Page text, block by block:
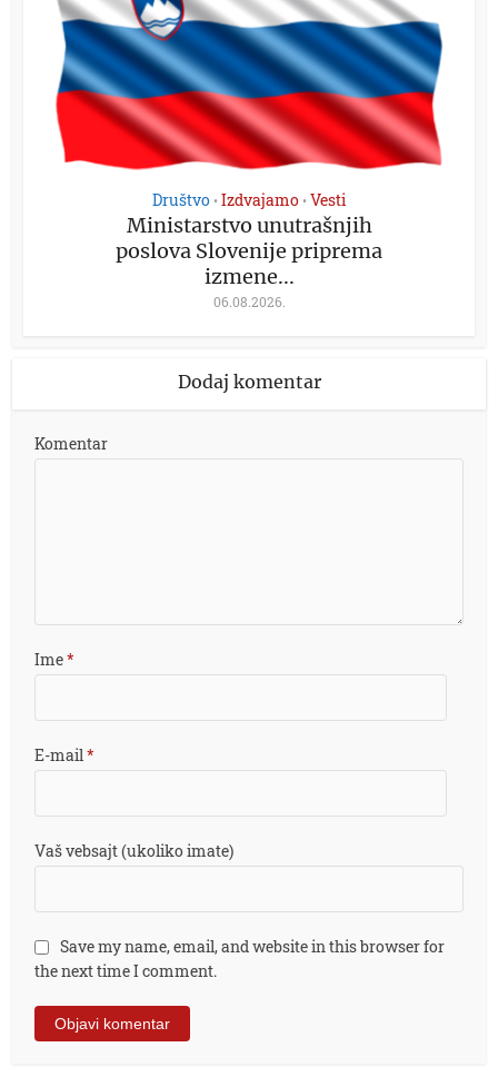
Društvo • Izdvajamo • Vesti
Ministarstvo unutrašnjih
poslova Slovenije priprema
izmene...
06.08.2026.
Dodaj komentar
Komentar
Ime*
E-mail*
Vaš vebsajt (ukoliko imate)
Save my name, email, and website in this browser for
the next time I comment.